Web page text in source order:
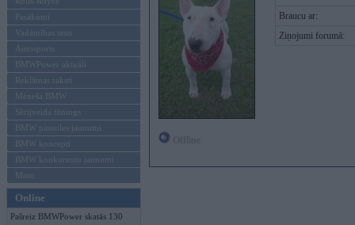
Pasākumi
Vadāmības tests
Autosports
BMWPower aktuāli
Reklāmas raksti
Mēneša BMW
Sērijveida tūnings
BMW pasaules jaunumi
BMW koncepti
BMW konkurentu jaunumi
Moto
Online
Pašreiz BMWPower skatās 130
Braucu ar:
Ziņojumi forumā: